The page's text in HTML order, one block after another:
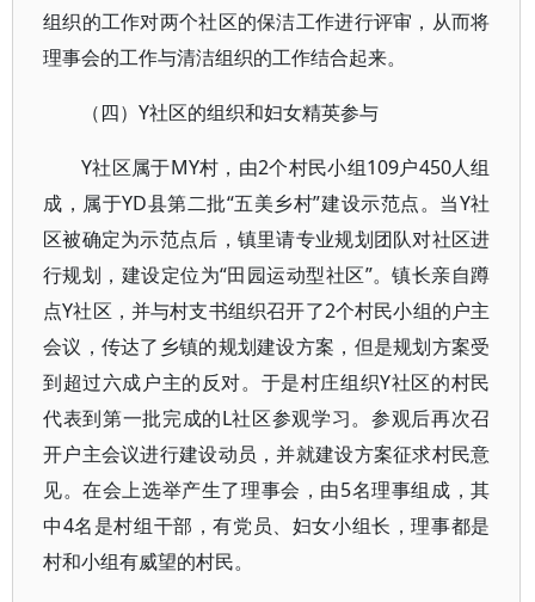
组织的工作对两个社区的保洁工作进行评审，从而将
理事会的工作与清洁组织的工作结合起来。
（四）Y社区的组织和妇女精英参与
Y社区属于MY村，由2个村民小组109户450人组
成，属于YD县第二批“五美乡村”建设示范点。当Y社
区被确定为示范点后，镇里请专业规划团队对社区进
行规划，建设定位为“田园运动型社区”。镇长亲自蹲
点Y社区，并与村支书组织召开了2个村民小组的户主
会议，传达了乡镇的规划建设方案，但是规划方案受
到超过六成户主的反对。于是村庄组织Y社区的村民
代表到第一批完成的L社区参观学习。参观后再次召
开户主会议进行建设动员，并就建设方案征求村民意
见。在会上选举产生了理事会，由5名理事组成，其
中4名是村组干部，有党员、妇女小组长，理事都是
村和小组有威望的村民。